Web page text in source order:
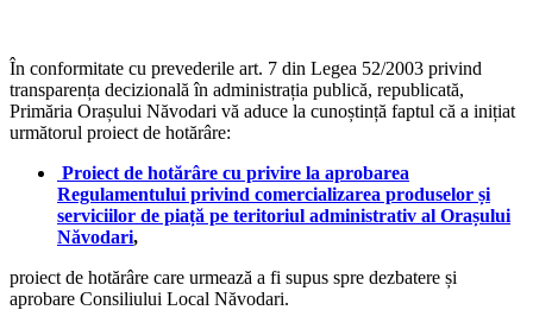
În conformitate cu prevederile art. 7 din Legea 52/2003 privind
transparența decizională în administrația publică, republicată,
Primăria Orașului Năvodari vă aduce la cunoștință faptul că a inițiat
următorul proiect de hotărâre:
Proiect de hotărâre cu privire la aprobarea
Regulamentului privind comercializarea produselor și
serviciilor de piață pe teritoriul administrativ al Orașului
Năvodari,
proiect de hotărâre care urmează a fi supus spre dezbatere și
aprobare Consiliului Local Năvodari.